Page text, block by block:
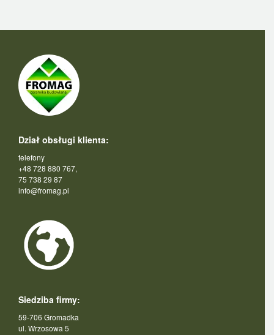
Dział obsługi klienta:
telefony
+48 728 880 767,
75 738 29 87
info@fromag.pl
Siedziba firmy:
59-706 Gromadka
ul. Wrzosowa 5